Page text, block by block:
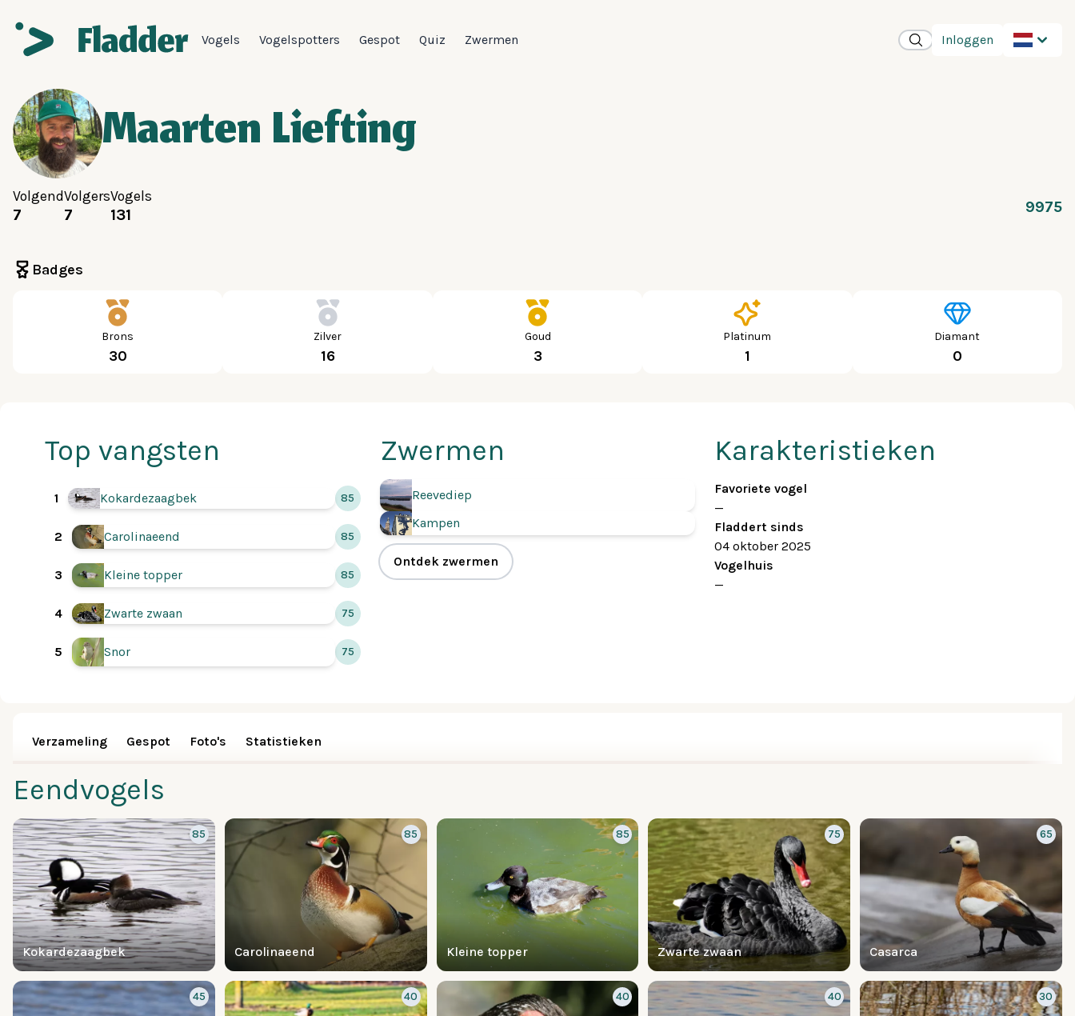
Vogels Vogelspotters Gespot Quiz Zwermen Inloggen
Maarten Liefting
Volgend
7
Volgers
7
Vogels
131 9975
Badges
Brons
30
Zilver
16
Goud
3
Platinum
1
Diamant
0
Top vangsten
1 Kokardezaagbek 85
2 Carolinaeend 85
3 Kleine topper 85
4 Zwarte zwaan 75
5 Snor 75
Zwermen
Reevediep
Kampen
Ontdek zwermen
Karakteristieken
Favoriete vogel
—
Fladdert sinds
04 oktober 2025
Vogelhuis
—
Verzameling Gespot Foto's Statistieken
Eendvogels
Kokardezaagbek
85
Carolinaeend
85
Kleine topper
85
Zwarte zwaan
75
Casarca
65
45 40 40 40 30